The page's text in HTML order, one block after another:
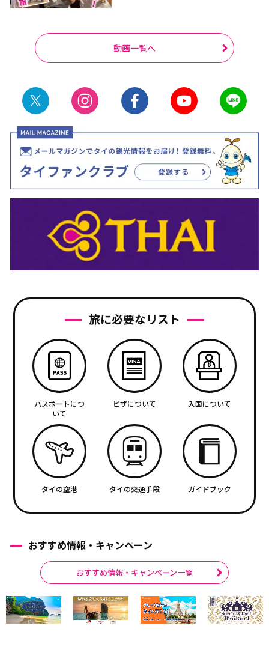
動画一覧へ
旅に必要なリスト
パスポートにつ
いて
ビザについて 入国について
タイの空港 タイの交通手段 ガイドブック
おすすめ情報・キャンペーン
おすすめ情報・キャンペーン一覧